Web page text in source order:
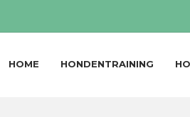
HOME HONDENTRAINING